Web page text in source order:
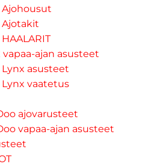
Ajohousut
Ajotakit
HAALARIT
vapaa-ajan asusteet
Lynx asusteet
Lynx vaatetus
ajovarusteet
vapaa-ajan asusteet